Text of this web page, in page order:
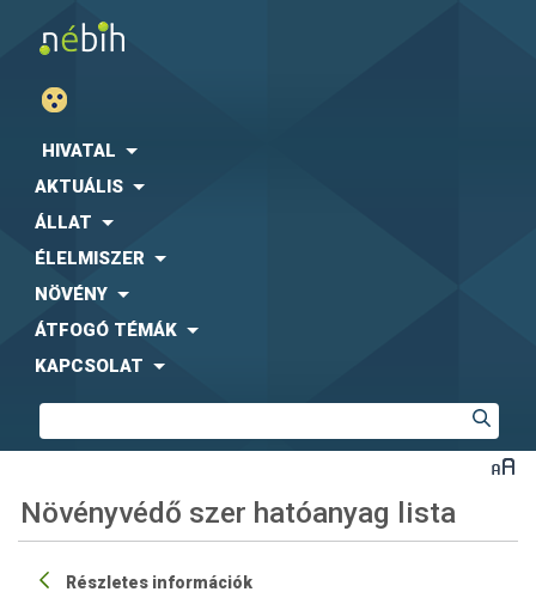
HIVATAL
AKTUÁLIS
ÁLLAT
ÉLELMISZER
NÖVÉNY
ÁTFOGÓ TÉMÁK
KAPCSOLAT
Növényvédő szer hatóanyag lista
Részletes információk